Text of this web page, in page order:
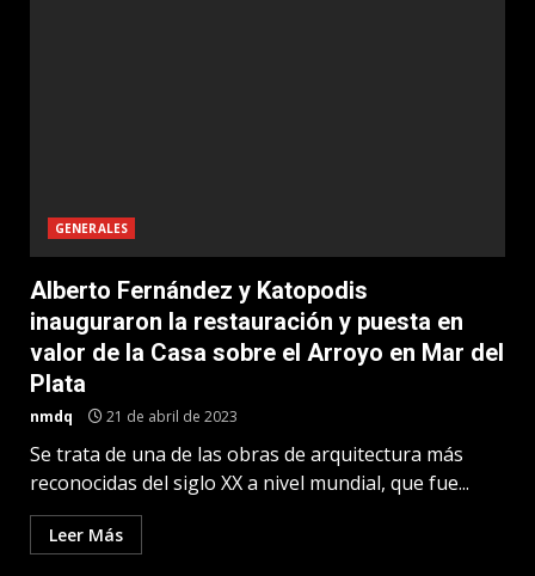
GENERALES
Alberto Fernández y Katopodis
inauguraron la restauración y puesta en
valor de la Casa sobre el Arroyo en Mar del
Plata
nmdq 21 de abril de 2023
Se trata de una de las obras de arquitectura más
reconocidas del siglo XX a nivel mundial, que fue...
Leer Más